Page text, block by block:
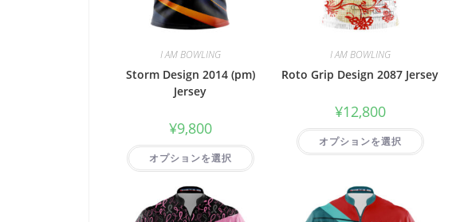
I AM BOWLING
Storm Design 2014 (pm)
Jersey
¥9,800
オプションを選択
I AM BOWLING
Roto Grip Design 2087 Jersey
¥12,800
オプションを選択